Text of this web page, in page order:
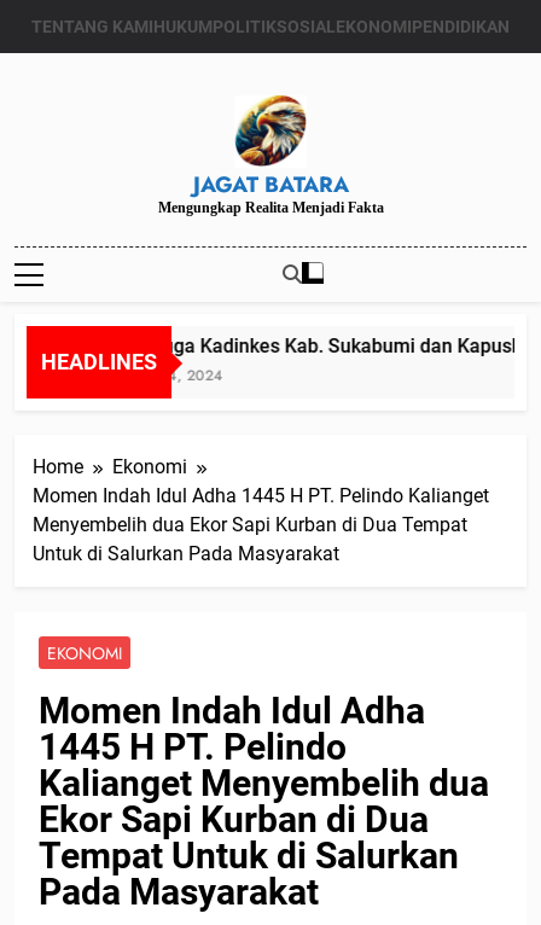
TENTANG KAMIHUKUMPOLITIKSOSIALEKONOMIPENDIDIKAN
JAGAT BATARA
Mengungkap Realita Menjadi Fakta
HEADLINES
Diduga Kadinkes Kab. Sukabumi dan
Juli 24, 2024
Home
Ekonomi
Momen Indah Idul Adha 1445 H PT. Pelindo Kalianget
Menyembelih dua Ekor Sapi Kurban di Dua Tempat
Untuk di Salurkan Pada Masyarakat
EKONOMI
Momen Indah Idul Adha
1445 H PT. Pelindo
Kalianget Menyembelih dua
Ekor Sapi Kurban di Dua
Tempat Untuk di Salurkan
Pada Masyarakat